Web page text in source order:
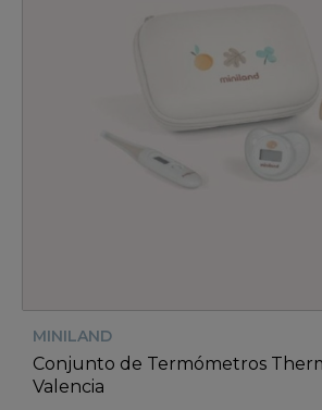
MINILAND
Conjunto de Termómetros
Valencia